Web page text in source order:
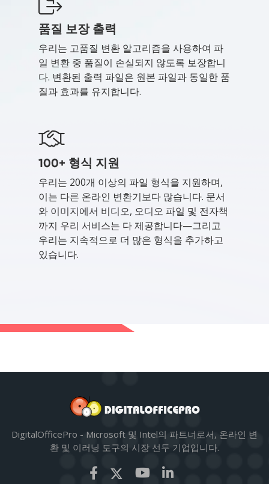
품질 보장 출력
우리는 고품질 변환 알고리즘을 사용하여 파
일 변환 중 품질이 손실되지 않도록 보장합니
다. 변환된 출력 파일은 원본 파일과 동일한 품
질과 효과를 유지합니다.
100+ 형식 지원
우리는 200개 이상의 파일 형식을 지원하며,
이는 다른 온라인 변환기보다 많습니다. 문서
와 이미지에서 비디오, 오디오 파일 및 전자책
까지 우리 서비스는 다 제공합니다—그리고
우리는 지속적으로 더 많은 형식을 추가하고
있습니다.
DigitalOfficePro - Microsoft 및 Intel의 파트너로서, 온라인 변
환 및 이러닝 도구의 시장 선두 기업입니다.